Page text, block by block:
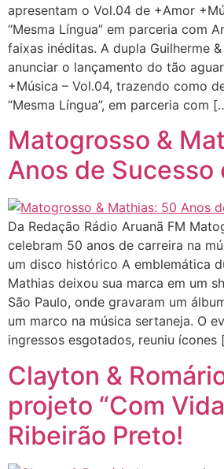
apresentam o Vol.04 de +Amor
“Mesma Língua” em parceria com
faixas inéditas. A dupla Guilherme
anunciar o lançamento do tão
+Música – Vol.04, trazendo como
“Mesma Língua”, em parceria com
Matogrosso &
Anos de Sucesso
Da Redação Rádio Aruanã FM
celebram 50 anos de carreira na
um disco histórico A emblemática
Mathias deixou sua marca em um
São Paulo, onde gravaram um
um marco na música sertaneja. O
ingressos esgotados, reuniu ícones
Clayton &
projeto “Com
Ribeirão Preto!